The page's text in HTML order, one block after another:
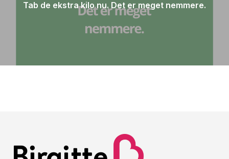
Tab de ekstra kilo nu. Det er meget nemmere.